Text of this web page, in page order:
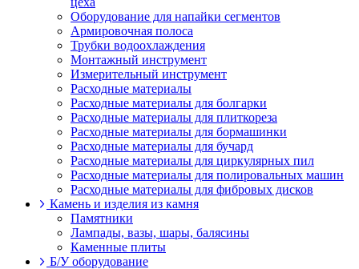
Оборудование для напайки сегментов
Армировочная полоса
Трубки водоохлаждения
Монтажный инструмент
Измерительный инструмент
Расходные материалы
Расходные материалы для болгарки
Расходные материалы для плиткореза
Расходные материалы для бормашинки
Расходные материалы для бучард
Расходные материалы для циркулярных пил
Расходные материалы для полировальных машин
Расходные материалы для фибровых дисков
Камень и изделия из камня
Памятники
Лампады, вазы, шары, балясины
Каменные плиты
Б/У оборудование